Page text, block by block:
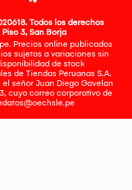
Todos los derechos
3, San Borja
Precios online publicados
sujetos a variaciones sin
de stock
de Tiendas Peruanas S.A.
señor Juan Diego Gavelan
cuyo correo corporativo de